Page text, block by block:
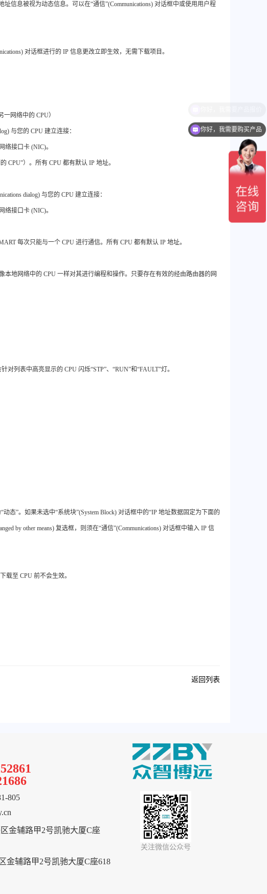
址信息被视为动态信息。可以在“通信”(Communications) 对话框中或使用用户程
对话框进行的 IP 信息更改立即生效，无需下载项目。
网络中的 CPU）
与您的 CPU 建立连接：
络接口卡 (NIC)。
CPU”）。所有 CPU 都有默认 IP 地址。
dialog) 与您的 CPU 建立连接：
络接口卡 (NIC)。
每次只能与一个 CPU 进行通信。所有 CPU 都有默认 IP 地址。
本地网络中的 CPU 一样对其进行编程和操作。只要存在有效的经由路由器的网
列表中高亮显示的 CPU 闪烁“STP”、“RUN”和“FAULT”灯。
态”。如果未选中“系统块”(System Block) 对话框中的“IP 地址数据固定为下面的
by other means) 复选框，则须在“通信”(Communications) 对话框中输入 IP 信
载至 CPU 前不会生效。
返回列表
805
金辅路甲2号凯驰大厦C座
金辅路甲2号凯驰大厦C座618
关注微信公众号
你好，我需要购买产品